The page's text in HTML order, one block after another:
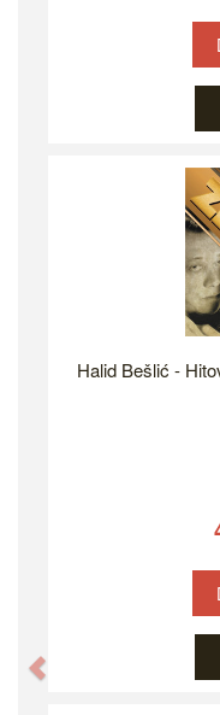
Halid Bešlić -